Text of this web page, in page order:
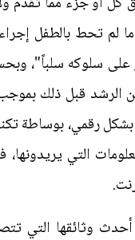
ما لم تحط بالطفل
يبلغ سن الرشد قبل
بشكل رقمي، بوساطة
التي